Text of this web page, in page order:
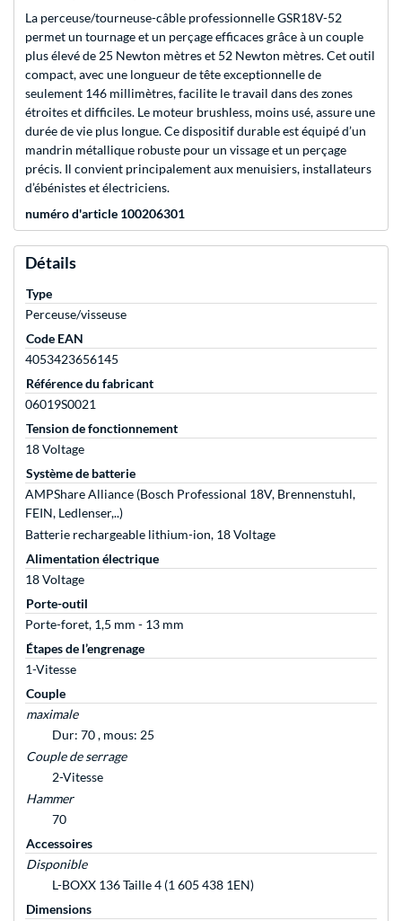
La perceuse/tourneuse-câble professionnelle GSR18V-52
permet un tournage et un perçage efficaces grâce à un couple
plus élevé de 25 Newton mètres et 52 Newton mètres. Cet outil
compact, avec une longueur de tête exceptionnelle de
seulement 146 millimètres, facilite le travail dans des zones
étroites et difficiles. Le moteur brushless, moins usé, assure une
durée de vie plus longue. Ce dispositif durable est équipé d’un
mandrin métallique robuste pour un vissage et un perçage
précis. Il convient principalement aux menuisiers, installateurs
d’ébénistes et électriciens.
numéro d'article 100206301
Détails
Type
Perceuse/visseuse
Code EAN
4053423656145
Référence du fabricant
06019S0021
Tension de fonctionnement
18 Voltage
Système de batterie
AMPShare Alliance (Bosch Professional 18V, Brennenstuhl,
FEIN, Ledlenser,..)
Batterie rechargeable lithium-ion, 18 Voltage
Alimentation électrique
18 Voltage
Porte-outil
Porte-foret, 1,5 mm - 13 mm
Étapes de l’engrenage
1-Vitesse
Couple
maximale
Dur: 70 , mous: 25
Couple de serrage
2-Vitesse
Hammer
70
Accessoires
Disponible
L-BOXX 136 Taille 4 (1 605 438 1EN)
Dimensions